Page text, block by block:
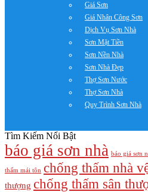
Giá Sơn
Giá Nhân Công Sơn
Dịch Vụ Sơn Nhà
Sơn Mặt Tiền
Sơn Nền Nhà
Sơn Nhà Đẹp
Thợ Sơn Nước
Thợ Sơn Nhà
Quy Trình Sơn Nhà
Tìm Kiếm Nổi Bật
báo giá sơn nhà báo giá sơn
thấm mái tôn chống thấm nhà
thượng chống thấm sân